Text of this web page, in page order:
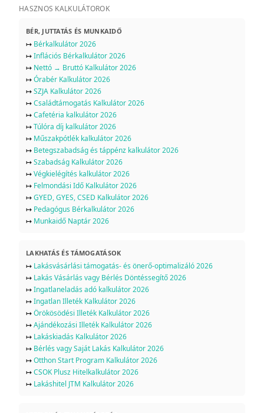
HASZNOS KALKULÁTOROK
BÉR, JUTTATÁS ÉS MUNKAIDŐ
↦ Bérkalkulátor 2026
↦Inflációs Bérkalkulátor 2026
↦ Nettó → Bruttó Kalkulátor 2026
↦Órabér Kalkulátor 2026
↦SZJA Kalkulátor 2026
↦Családtámogatás Kalkulátor 2026
↦Cafetéria kalkulátor 2026
↦Túlóra díj kalkulátor 2026
↦ Műszakpótlék kalkulátor 2026
↦ Betegszabadság és táppénz kalkulátor 2026
↦Szabadság Kalkulátor 2026
↦Végkielégítés kalkulátor 2026
↦ Felmondási Idő Kalkulátor 2026
↦GYED, GYES, CSED Kalkulátor 2026
↦ Pedagógus Bérkalkulátor 2026
↦ Munkaidő Naptár 2026
LAKHATÁS ÉS TÁMOGATÁSOK
↦ Lakásvásárlási támogatás- és önerő-optimalizáló 2026
↦ Lakás Vásárlás vagy Bérlés Döntéssegítő 2026
↦Ingatlaneladás adó kalkulátor 2026
↦Ingatlan Illeték Kalkulátor 2026
↦Örökösödési Illeték Kalkulátor 2026
↦Ajándékozási Illeték Kalkulátor 2026
↦ Lakáskiadás Kalkulátor 2026
↦ Bérlés vagy Saját Lakás Kalkulátor 2026
↦Otthon Start Program Kalkulátor 2026
↦CSOK Plusz Hitelkalkulátor 2026
↦ Lakáshitel JTM Kalkulátor 2026